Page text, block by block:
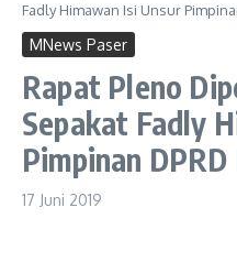
Fadly Himawan Isi Unsur
MNews Paser
Rapat Pleno
Sepakat Fadly
Pimpinan
17 Juni 2019